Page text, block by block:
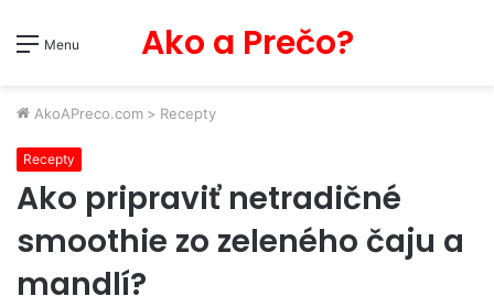
Menu Ako a Prečo?
AkoAPreco.com > Recepty
Recepty
Ako pripraviť netradičné
smoothie zo zeleného čaju a
mandlí?